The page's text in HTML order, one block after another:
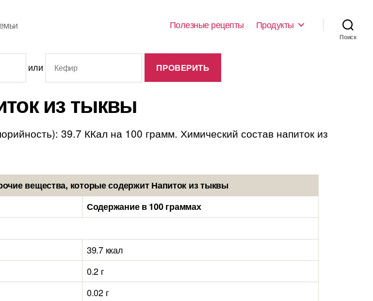
Полезные рецепты Продукты
Поиск
или
из тыквы
39.7 ККал на 100 грамм. Химический состав напиток из
вещества, которые содержит Напиток из тыквы
Содержание в 100 граммах
39.7 ккал
0.2 г
0.02 г